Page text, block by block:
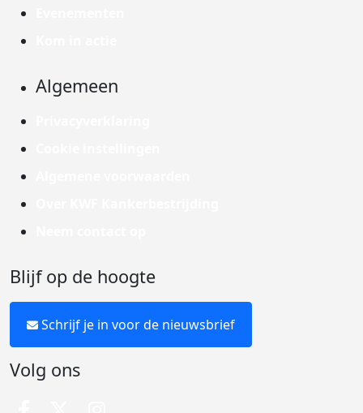
Algemeen
Blijf op de hoogte
Schrijf je in voor de nieuwsbrief
Volg ons